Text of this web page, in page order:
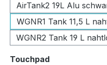
AirTank2 19L Alu
WGNR1 Tank 11,5 L
WGNR2 Tank 19 L
Touchpadauswählen